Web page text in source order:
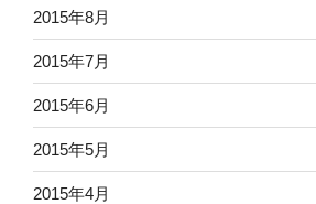
2015年8月
2015年7月
2015年6月
2015年5月
2015年4月